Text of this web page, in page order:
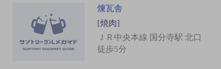
煉瓦舎
[焼肉]
ＪＲ中央本線 国分寺駅 北口
徒歩5分